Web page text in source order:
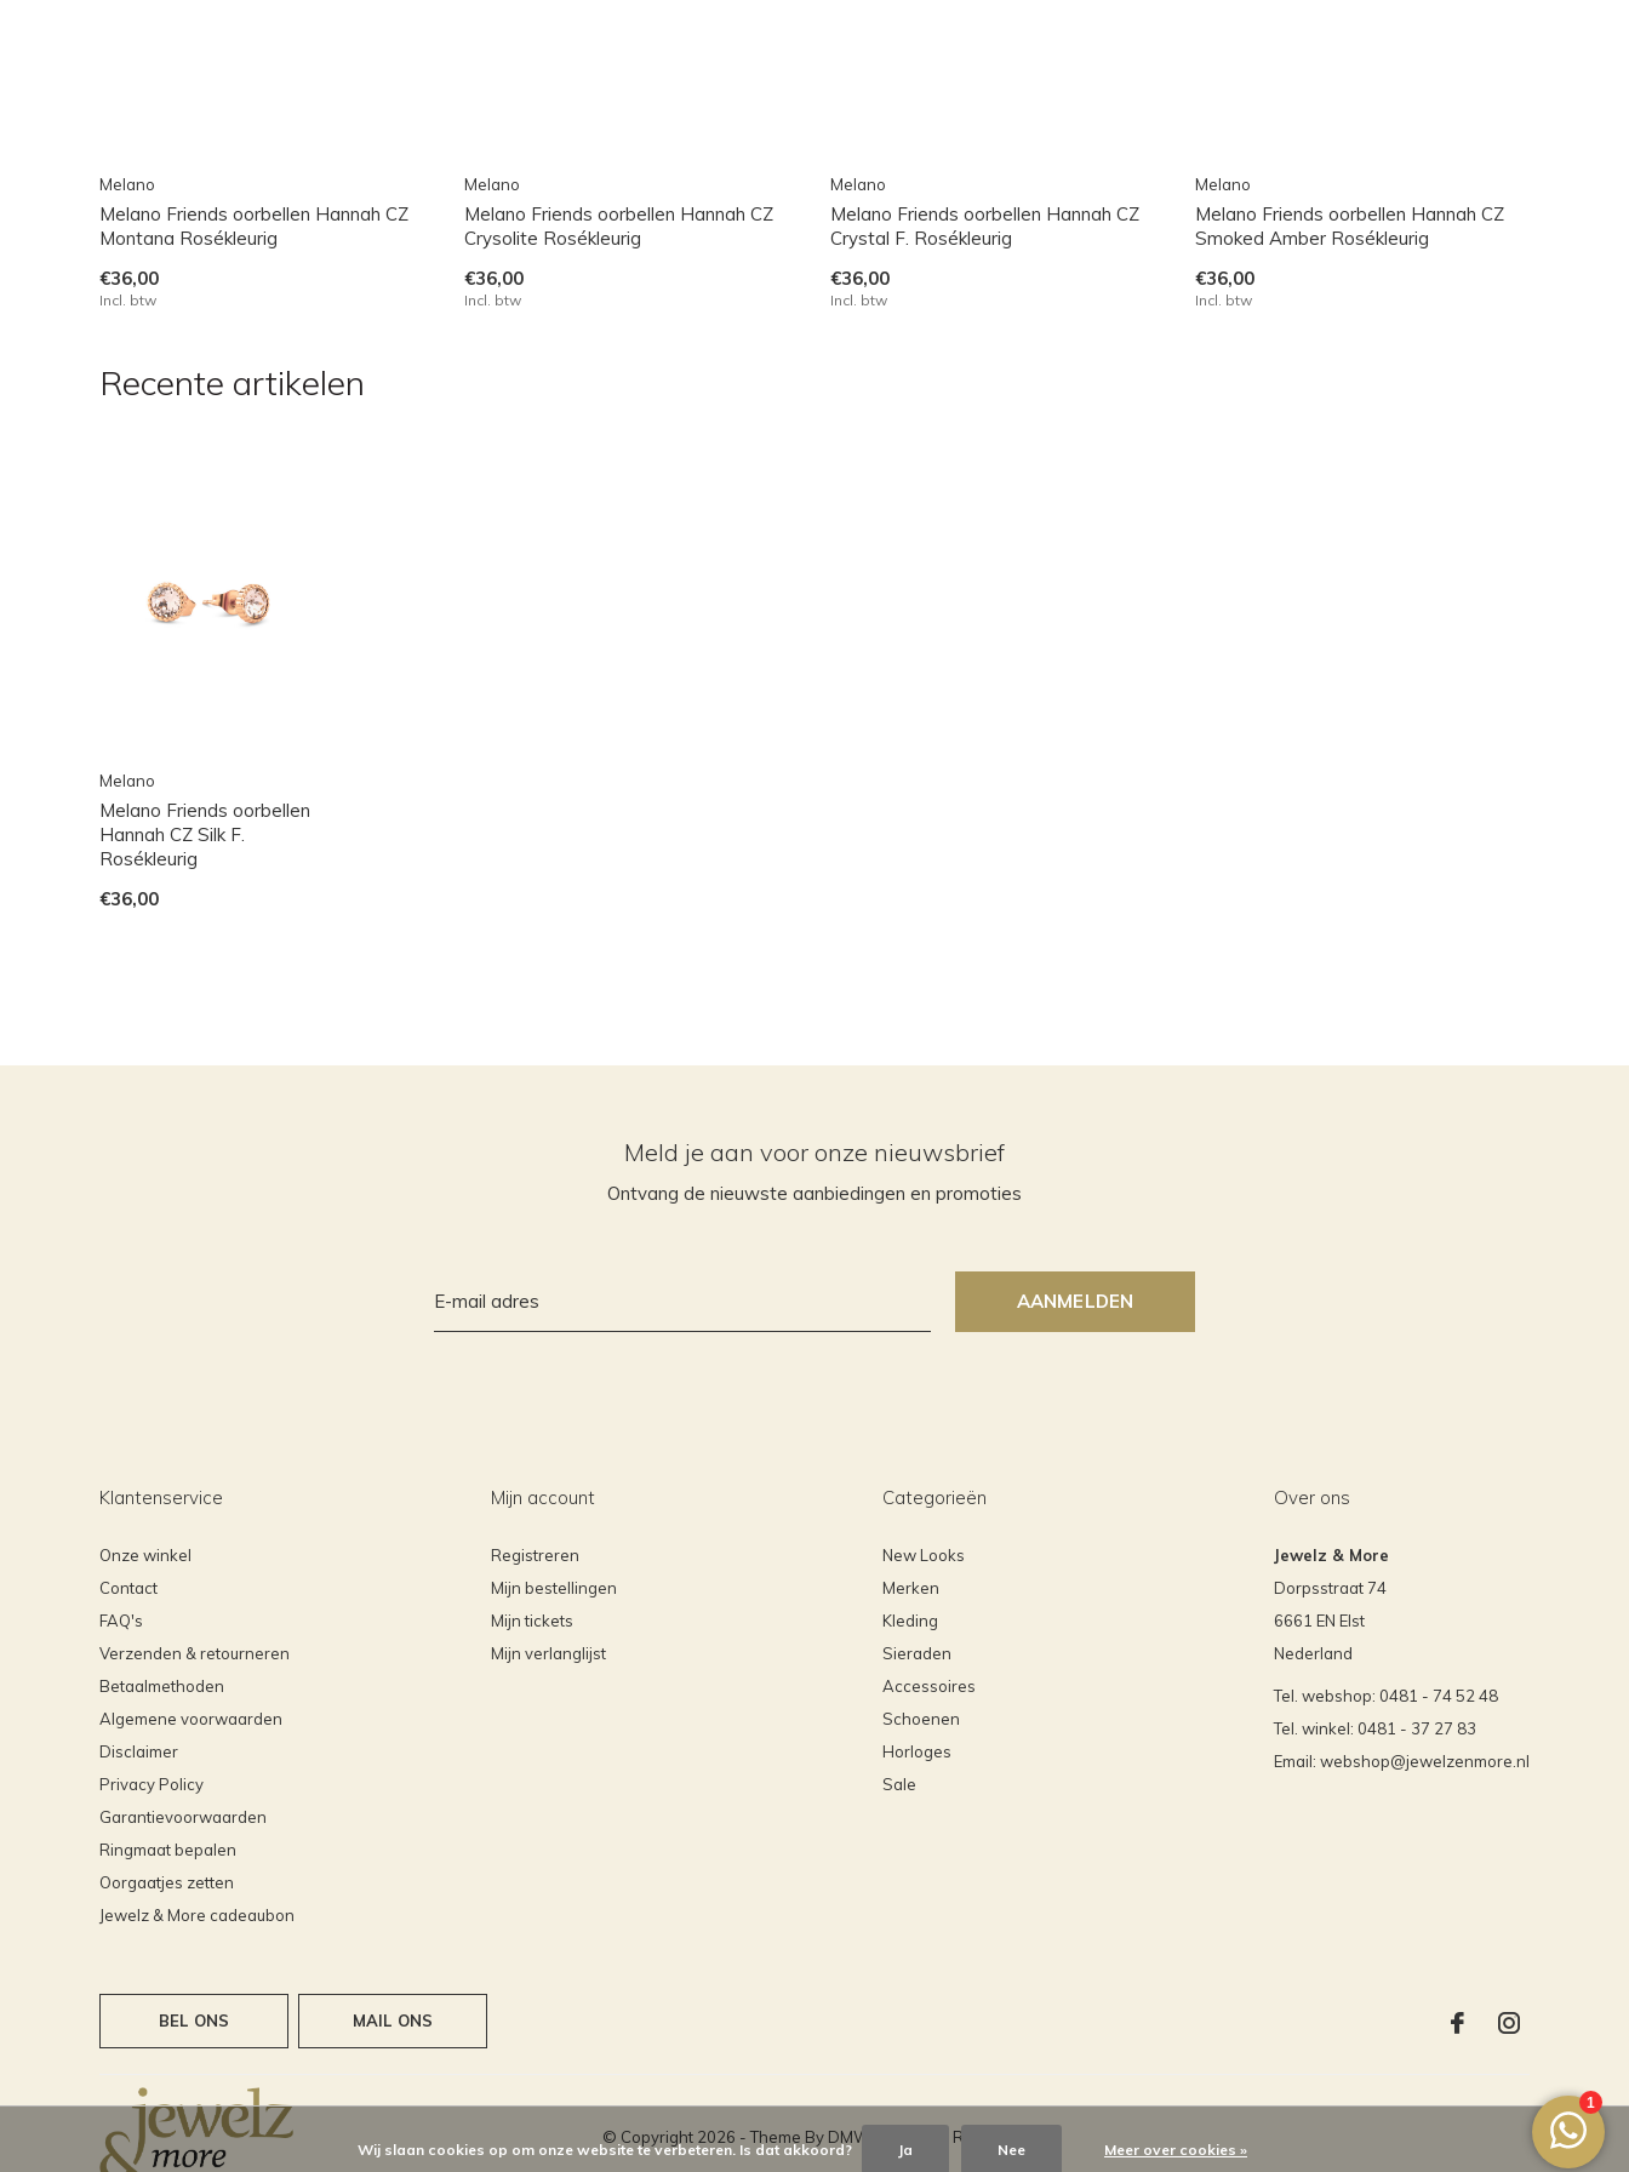
Melano
Melano Friends oorbellen Hannah CZ
Montana Rosékleurig
€36,00
Incl. btw
Melano
Melano Friends oorbellen Hannah CZ
Crysolite Rosékleurig
€36,00
Incl. btw
Melano
Melano Friends oorbellen Hannah CZ
Crystal F. Rosékleurig
€36,00
Incl. btw
Melano
Melano Friends oorbellen Hannah CZ
Smoked Amber Rosékleurig
€36,00
Incl. btw
Recente artikelen
Melano
Melano Friends oorbellen
Hannah CZ Silk F.
Rosékleurig
€36,00
Meld je aan voor onze nieuwsbrief
Ontvang de nieuwste aanbiedingen en promoties
AANMELDEN
Klantenservice
Onze winkel
Contact
FAQ's
Verzenden & retourneren
Betaalmethoden
Algemene voorwaarden
Disclaimer
Privacy Policy
Garantievoorwaarden
Ringmaat bepalen
Oorgaatjes zetten
Jewelz & More cadeaubon
Mijn account
Registreren
Mijn bestellingen
Mijn tickets
Mijn verlanglijst
Categorieën
New Looks
Merken
Kleding
Sieraden
Accessoires
Schoenen
Horloges
Sale
Over ons
Jewelz & More
Dorpsstraat 74
6661 EN Elst
Nederland
Tel. webshop: 0481 - 74 52 48
Tel. winkel: 0481 - 37 27 83
Email: webshop@jewelzenmore.nl
BEL ONS MAIL ONS
© Copyright 2026 - Theme By DMWS RSS-feed
Wij slaan cookies op om onze website te verbeteren. Is dat akkoord? Ja Nee Meer over cookies »